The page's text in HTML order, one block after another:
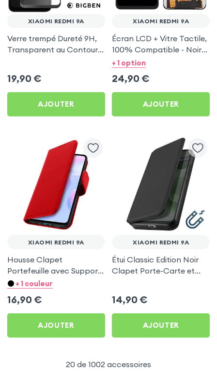
XIAOMI REDMI 9A
Verre trempé Dureté 9H,
Transparent au Contour
19,90 €
AJOUTER
XIAOMI REDMI 9A
Écran LCD + Vitre Tactile,
100% Compatible - Noir
pour Xiaomi Redmi 9A
+ 1 option
24,90 €
AJOUTER
XIAOMI REDMI 9A
Housse Clapet
Portefeuille avec Support
Vidéo, aspect Craquelé,
Rouge pour Xiaomi Redmi
9A
+ 1 couleur
16,90 €
AJOUTER
XIAOMI REDMI 9A
Étui Classic Edition Noir
Clapet Porte-Carte et
14,90 €
AJOUTER
20 de 1002 accessoires